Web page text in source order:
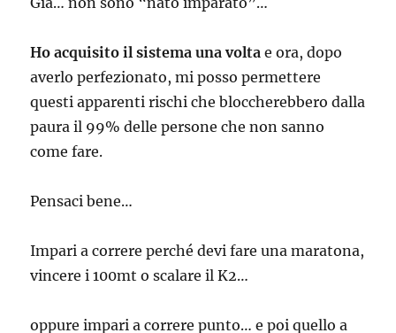
Ho acquisito il sistema una volta e ora, dopo
averlo perfezionato, mi posso permettere
questi apparenti rischi che bloccherebbero dalla
paura il 99% delle persone che non sanno
come fare.
Pensaci bene…
Impari a correre perché devi fare una maratona,
vincere i 100mt o scalare il K2…
oppure impari a correre punto… e poi quello a